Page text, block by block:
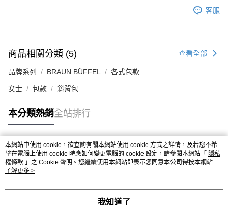
客服
商品相關分類 (5) 查看全部
品牌系列 BRAUN BÜFFEL 各式包款
女士 包款 斜背包
本分類熱銷全站排行
熱門標籤
本網站中使用 cookie，欲查詢有關本網站使用 cookie 方式之詳情，及若您不希
望在電腦上使用 cookie 時應如何變更電腦的 cookie 設定，請參閱本網站「 隱私
權條款 」之 Cookie 聲明。您繼續使用本網站即表示您同意本公司得按本網站使
用條款之 Cookie 聲明使用 cookie。
了解更多 >
我知道了